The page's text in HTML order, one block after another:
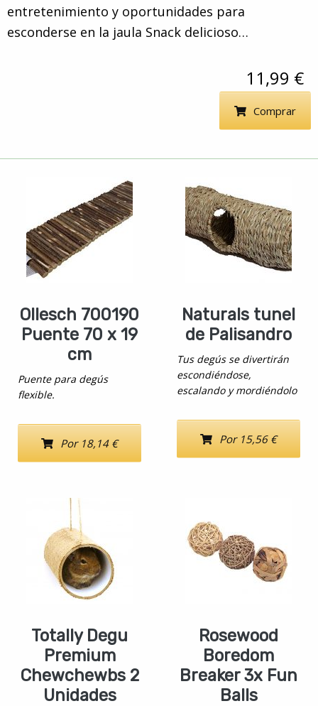
entretenimiento y oportunidades para
esconderse en la jaula Snack delicioso…
11,99 €
Comprar
Ollesch 700190
Puente 70 x 19
cm
Puente para degús
flexible.
Por 18,14 €
Naturals tunel
de Palisandro
Tus degús se divertirán
escondiéndose,
escalando y mordiéndolo
Por 15,56 €
Totally Degu
Premium
Chewchewbs 2
Unidades
Rosewood
Boredom
Breaker 3x Fun
Balls